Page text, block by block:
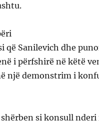
që Sanilevich dhe
i përfshirë në këtë
një demonstrim i
si konsull